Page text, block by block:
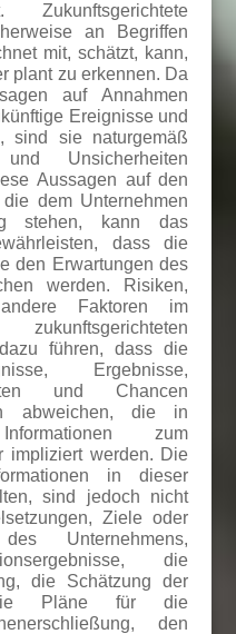
Zukunftsgerichtete
an Begriffen
mit, schätzt, kann,
plant zu erkennen. Da
auf Annahmen
Ereignisse und
sind sie naturgemäß
Unsicherheiten
Aussagen auf den
die dem Unternehmen
stehen, kann das
dass die
den Erwartungen des
werden. Risiken,
Faktoren im
führen, dass die
Ergebnisse,
und Chancen
abweichen, die in
zum
impliziert werden. Die
in dieser
sind jedoch nicht
Ziele oder
Unternehmens,
die
die Schätzung der
die Pläne für die
den